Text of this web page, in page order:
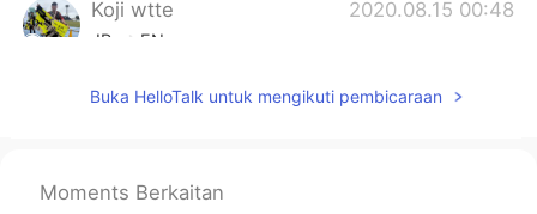
Koji wtte 2020.08.15 00:48
JP EN
that. but you got one more year before it.
Buka HelloTalk untuk mengikuti pembicaraan
Moments Berkaitan